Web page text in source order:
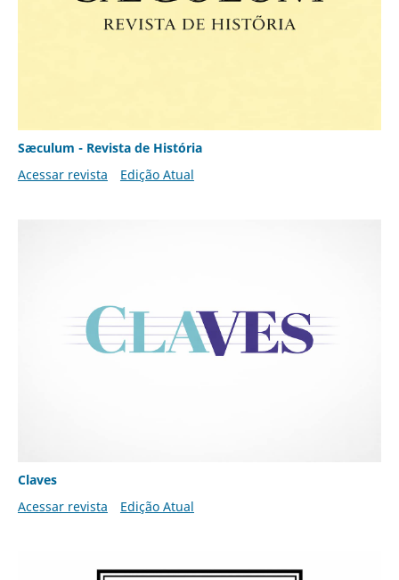
Sæculum - Revista de História
Acessar revista
Edição Atual
Claves
Acessar revista
Edição Atual